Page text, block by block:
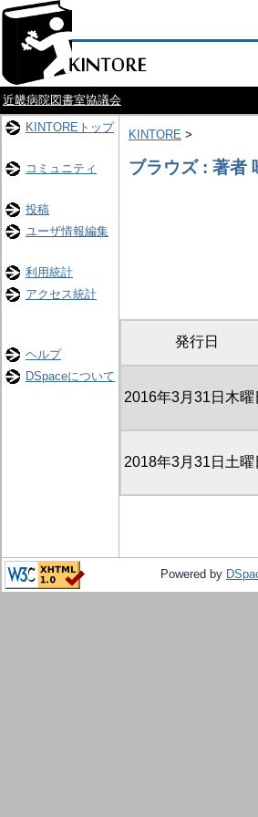
近畿病院図書室協議会
KINTOREトップ
コミュニティ
投稿
ユーザ情報編集
利用統計
アクセス統計
ヘルプ
DSpaceについて
KINTORE >
ブラウズ : 著者
発行日
2016年3月31日木曜
2018年3月31日土曜
Powered by